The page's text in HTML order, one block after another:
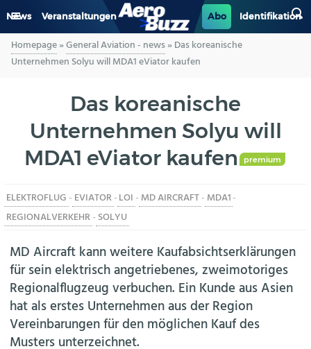
News Veranstaltungen Abo Identifikation
GENERAL AVIATION
LUFTVERKEHR
MILITÄR
INDUSTRIE
BERUFE
AERO-KULTUR
Homepage»General Aviation - news»Das koreanische
Unternehmen Solyu will MDA1 eViator kaufen
Das koreanische
Unternehmen Solyu will
MDA1 eViator kaufen
premium
ELEKTROFLUG - EVIATOR-LOI - MD AIRCRAFT- MDA1-
REGIONALVERKEHR- SOLYU
MD Aircraft kann weitere Kaufabsichtserklärungen
für sein elektrisch angetriebenes, zweimotoriges
Regionalflugzeug verbuchen. Ein Kunde aus Asien
hat als erstes Unternehmen aus der Region
Vereinbarungen für den möglichen Kauf des
Musters unterzeichnet.